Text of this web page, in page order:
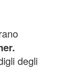
degli